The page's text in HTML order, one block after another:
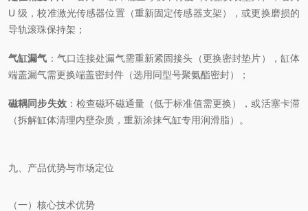
U 级，校准激光传感器位置（重新固定传感器支架），或更换磨损的
导轨滚珠保持架；
气缸漏气 ：气口连接处漏气需重新紧固接头（更换密封垫片），缸体
端盖漏气需更换端盖密封件（选用同型号聚氨酯密封）；
磁耦同步失效：检查磁环磁通量（低于标准值需更换），或活塞卡滞
（拆解缸体清理内壁杂质，重新涂抹气缸专用润滑脂）。
九、产品优势与市场定位
（一）核心技术优势